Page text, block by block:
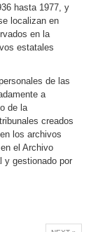
hasta 1977, y
localizan en
en la
estatales
de las
a
de la
creados
los archivos
el Archivo
y gestionado por